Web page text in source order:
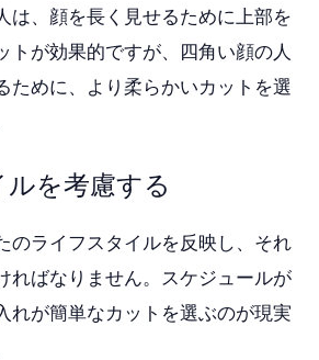
は、顔を長く見せるために上部を
トが効果的ですが、四角い顔の人
ために、より柔らかいカットを選
を考慮する
のライフスタイルを反映し、それ
ればなりません。スケジュールが
れが簡単なカットを選ぶのが現実